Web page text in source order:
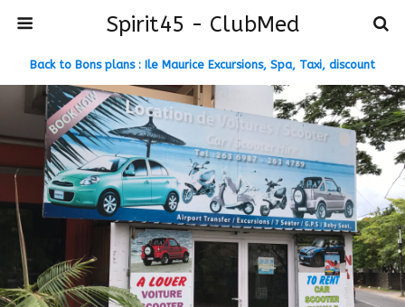
Spirit45 - ClubMed
Back to Bons plans : Ile Maurice Excursions, Spa, Taxi, discount